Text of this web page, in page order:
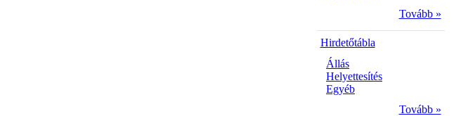
Tovább »
Hirdetőtábla
Állás
Helyettesítés
Egyéb
Tovább »